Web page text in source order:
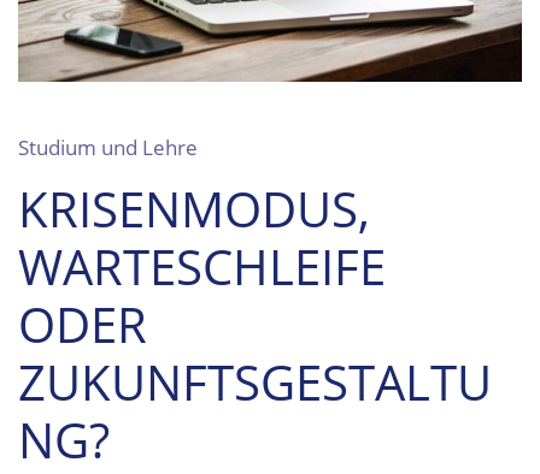
Studium und Lehre
KRISENMODUS,
WARTESCHLEIFE
ODER
ZUKUNFTSGESTALTU
NG?